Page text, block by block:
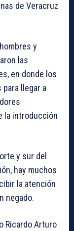
de Veracruz
y
las
en donde los
llegar a
la introducción
y sur del
hay muchos
la atención
negado.
Ricardo Arturo